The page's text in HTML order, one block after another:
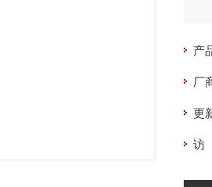
产
厂
更
访